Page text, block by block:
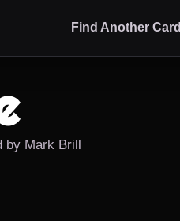
Find Another Card
Mark Brill